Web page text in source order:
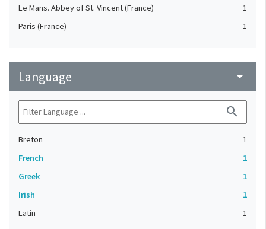
Le Mans. Abbey of St. Vincent (France)
1
Paris (France)
1
Language arrow_drop_down
search
Breton
1
French
1
Greek
1
Irish
1
Latin
1